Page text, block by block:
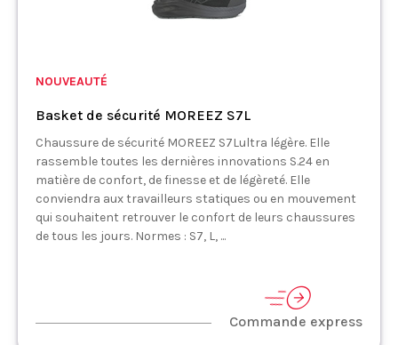
NOUVEAUTÉ
Basket de sécurité MOREEZ S7L
Chaussure de sécurité MOREEZ S7Lultra légère. Elle
rassemble toutes les dernières innovations S.24 en
matière de confort, de finesse et de légèreté. Elle
conviendra aux travailleurs statiques ou en mouvement
qui souhaitent retrouver le confort de leurs chaussures
de tous les jours. Normes : S7, L, ...
Commande express